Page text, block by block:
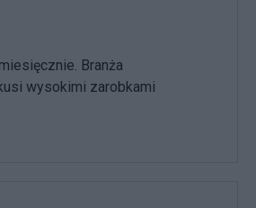
Branża
wysokimi zarobkami